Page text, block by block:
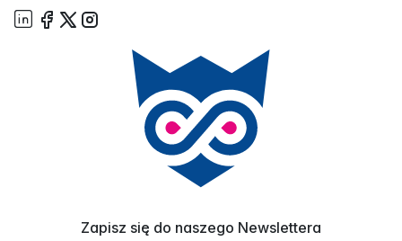
Zapisz się do naszego Newslettera